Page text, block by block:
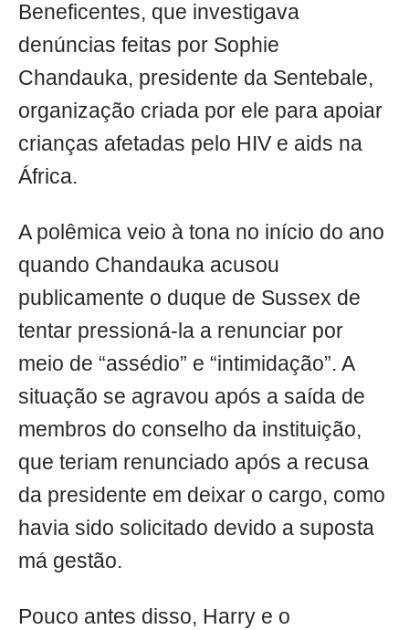
Beneficentes, que investigava
denúncias feitas por Sophie
Chandauka, presidente da Sentebale,
organização criada por ele para apoiar
crianças afetadas pelo HIV e aids na
África.
A polêmica veio à tona no início do ano
quando Chandauka acusou
publicamente o duque de Sussex de
tentar pressioná-la a renunciar por
meio de “assédio” e “intimidação”. A
situação se agravou após a saída de
membros do conselho da instituição,
que teriam renunciado após a recusa
da presidente em deixar o cargo, como
havia sido solicitado devido a suposta
má gestão.
Pouco antes disso, Harry e o